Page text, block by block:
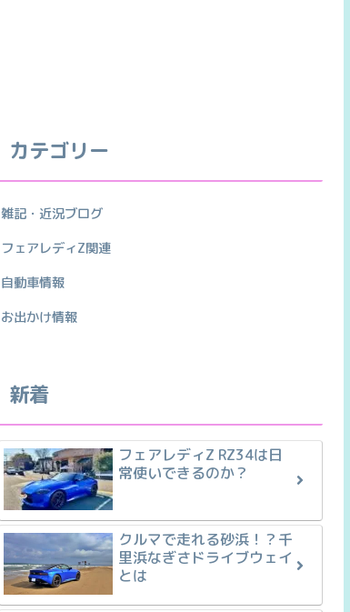
カテゴリー
雑記・近況ブログ
フェアレディZ関連
自動車情報
お出かけ情報
新着
フェアレディZ RZ34は日
常使いできるのか？
クルマで走れる砂浜！？千
里浜なぎさドライブウェイ
とは